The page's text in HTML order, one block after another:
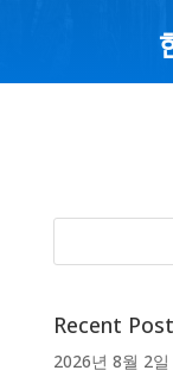
Recent
2026년 8월 2